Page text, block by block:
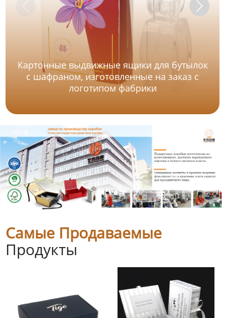
Картонные выдвижные ящики для бутылок
с шафраном, изготовленные на заказ с
логотипом фабрики
Самые Продаваемые
Продукты